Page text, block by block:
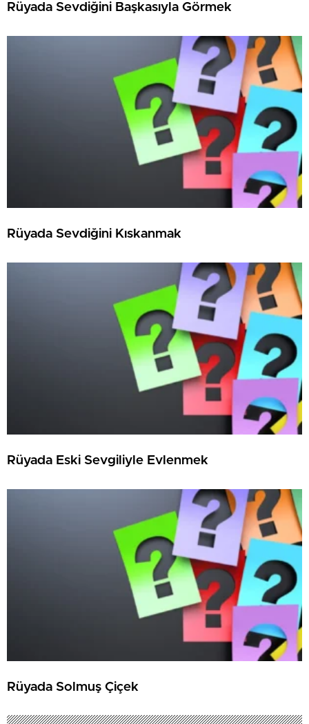
Rüyada Sevdiğini Başkasıyla Görmek
Rüyada Sevdiğini Kıskanmak
Rüyada Eski Sevgiliyle Evlenmek
Rüyada Solmuş Çiçek